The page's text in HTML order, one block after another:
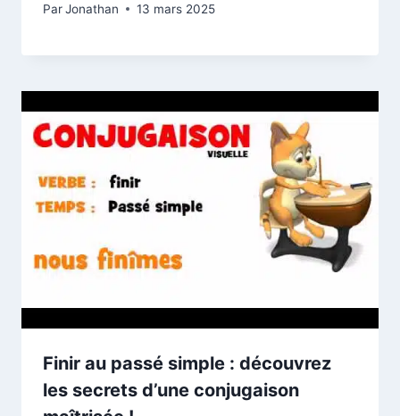
ParJonathan 13 mars 2025
Finir au passé simple : découvrez
les secrets d’une conjugaison